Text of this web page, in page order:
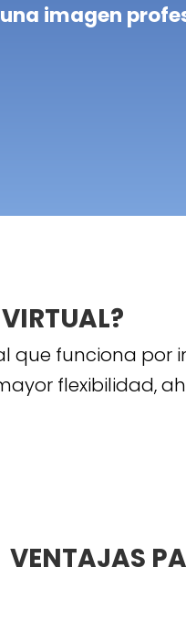
imagen
que funciona
flexibilidad,
VENTAJAS